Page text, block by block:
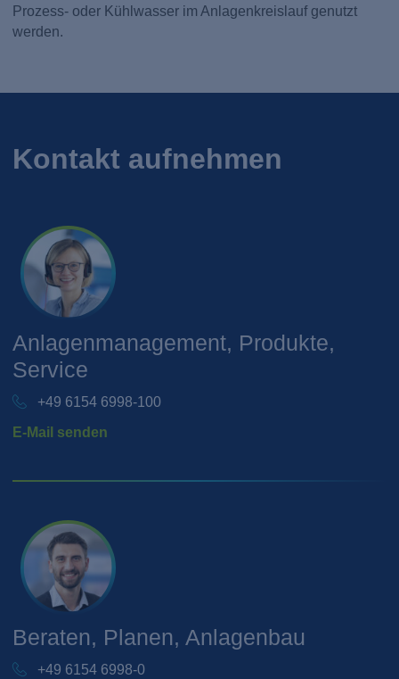
Prozess- oder Kühlwasser im Anlagenkreislauf genutzt
werden.
Kontakt aufnehmen
Anlagenmanagement, Produkte,
Service
+49 6154 6998-100
E-Mail senden
Beraten, Planen, Anlagenbau
+49 6154 6998-0